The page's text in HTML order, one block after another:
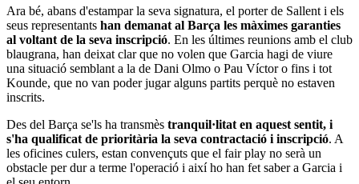
Ara bé, abans d'estampar la seva signatura, el porter de Sallent i els
seus representants han demanat al Barça les màximes garanties
al voltant de la seva inscripció. En les últimes reunions amb el club
blaugrana, han deixat clar que no volen que Garcia hagi de viure
una situació semblant a la de Dani Olmo o Pau Víctor o fins i tot
Kounde, que no van poder jugar alguns partits perquè no estaven
inscrits.
Des del Barça se'ls ha transmès tranquil·litat en aquest sentit, i
s'ha qualificat de prioritària la seva contractació i inscripció. A
les oficines culers, estan convençuts que el fair play no serà un
obstacle per dur a terme l'operació i així ho han fet saber a Garcia i